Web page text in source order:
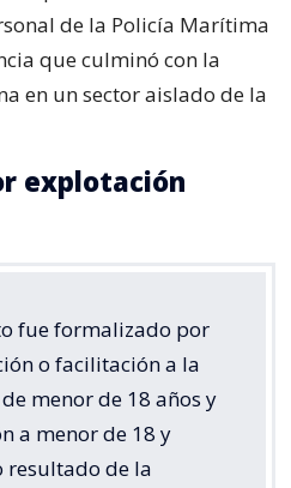
de la Policía Marítima
que culminó con la
en un sector aislado de la
explotación
fue formalizado por
o facilitación a la
menor de 18 años y
a menor de 18 y
resultado de la